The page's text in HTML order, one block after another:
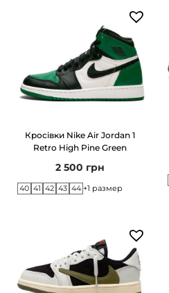
Кросівки Nike Air Jordan 1
Retro High Pine Green
2 500 грн
40 41 42 43 44 +1 размер